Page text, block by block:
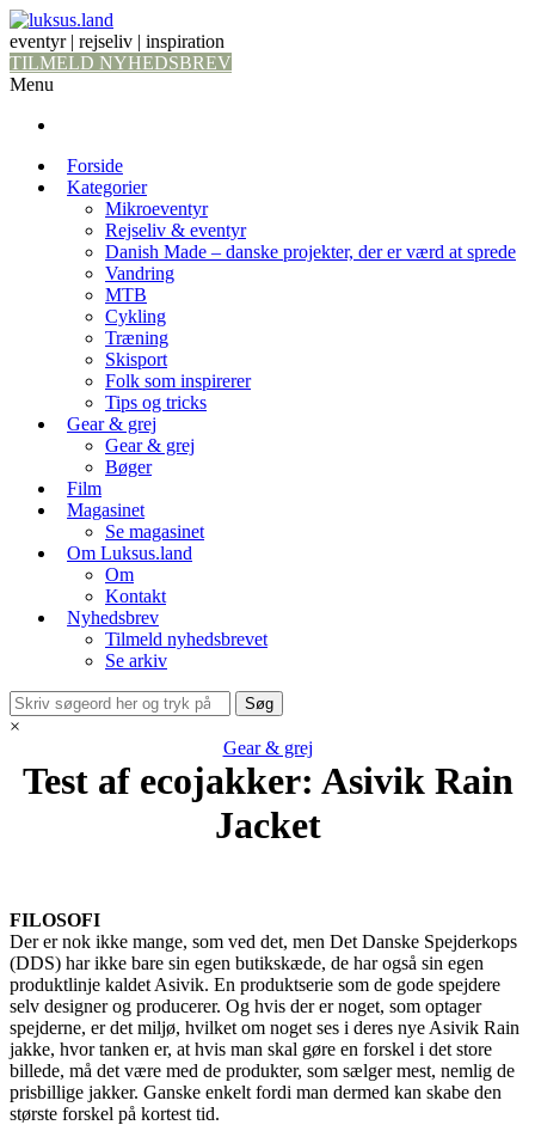
eventyr | rejseliv | inspiration
TILMELD NYHEDSBREV
Menu
Forside
Kategorier
Mikroeventyr
Rejseliv & eventyr
Danish Made – danske projekter, der er værd at sprede
Vandring
MTB
Cykling
Træning
Skisport
Folk som inspirerer
Tips og tricks
Gear & grej
Gear & grej
Bøger
Film
Magasinet
Se magasinet
Om Luksus.land
Om
Kontakt
Nyhedsbrev
Tilmeld nyhedsbrevet
Se arkiv
×
Gear & grej
Test af ecojakker: Asivik Rain
Jacket
FILOSOFI
Der er nok ikke mange, som ved det, men Det Danske Spejderkops
(DDS) har ikke bare sin egen butikskæde, de har også sin egen
produktlinje kaldet Asivik. En produktserie som de gode spejdere
selv designer og producerer. Og hvis der er noget, som optager
spejderne, er det miljø, hvilket om noget ses i deres nye Asivik Rain
jakke, hvor tanken er, at hvis man skal gøre en forskel i det store
billede, må det være med de produkter, som sælger mest, nemlig de
prisbillige jakker. Ganske enkelt fordi man dermed kan skabe den
største forskel på kortest tid.